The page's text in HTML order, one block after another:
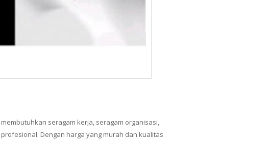
seragam kerja, seragam organisasi,
Dengan harga yang murah dan kualitas